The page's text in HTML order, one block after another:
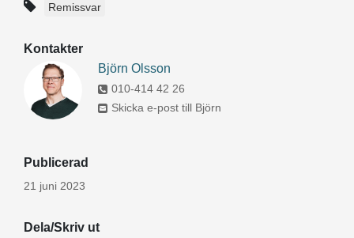
Remissvar
Kontakter
Björn Olsson
010-414 42 26
Skicka e-post till Björn
Publicerad
21 juni 2023
Dela/Skriv ut